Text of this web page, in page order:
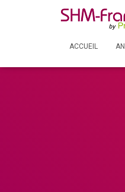
ACCUEIL